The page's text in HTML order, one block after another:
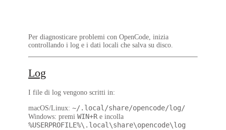
Per diagnosticare problemi con OpenCode, inizia
controllando i log e i dati locali che salva su disco.
Log
I file di log vengono scritti in:
macOS/Linux: ~/.local/share/opencode/log/
Windows: premi WIN+Re incolla
%USERPROFILE%\.local\share\opencode\log